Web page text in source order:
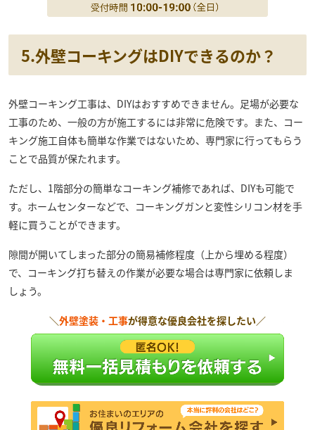
5.外壁コーキングはDIYできるのか？
外壁コーキング工事は、DIYはおすすめできません。足場が必要な
工事のため、一般の方が施工するには非常に危険です。また、コー
キング施工自体も簡単な作業ではないため、専門家に行ってもらう
ことで品質が保たれます。
ただし、1階部分の簡単なコーキング補修であれば、DIYも可能で
す。ホームセンターなどで、コーキングガンと変性シリコン材を手
軽に買うことができます。
隙間が開いてしまった部分の簡易補修程度（上から埋める程度）
で、コーキング打ち替えの作業が必要な場合は専門家に依頼しま
しょう。
＼外壁塗装・工事が得意な優良会社を探したい／